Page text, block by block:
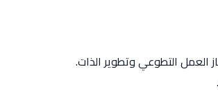
العمل التطوعي وتطوير الذات.